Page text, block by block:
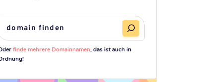
finde mehrere Domainnamen, das ist auch in